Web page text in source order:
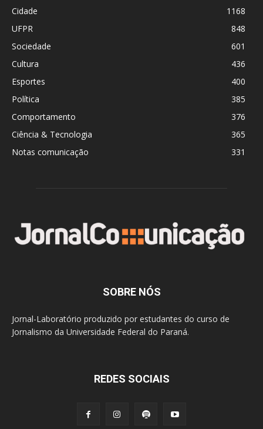
Cidade
1168
UFPR
848
Sociedade
601
Cultura
436
Esportes
400
Política
385
Comportamento
376
Ciência & Tecnologia
365
Notas comunicação
331
SOBRE NÓS
Jornal-Laboratório produzido por estudantes do curso de
Jornalismo da Universidade Federal do Paraná.
REDES SOCIAIS